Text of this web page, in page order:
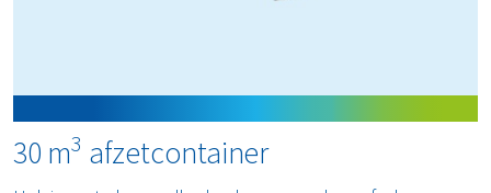
30 m3 afzetcontainer